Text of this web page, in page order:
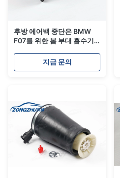
후방 에어백 중단은 BMW
F07를 위한 봄 부대 흡수기
지금 문의